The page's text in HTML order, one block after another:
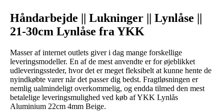
Håndarbejde || Lukninger || Lynlåse ||
21-30cm Lynlåse fra YKK
Masser af internet outlets giver i dag mange forskellige
leveringsmodeller. En af de mest anvendte er for øjeblikket
udleveringssteder, hvor det er meget fleksibelt at kunne hente de
nyindkøbte varer når det passer dig bedst. Fragtløsningen er
nemlig ualmindeligt overkommelig, og endda tilmed den mest
betalelige leveringsmulighed ved køb af YKK Lynlås
Aluminium 22cm 4mm Beige.